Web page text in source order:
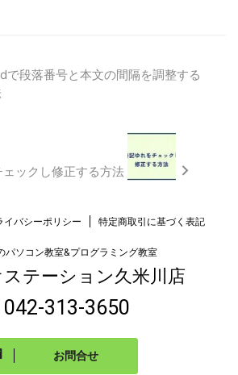
で段落番号と本文の間隔を調整する
ックし修正する方法
イバシーポリシー 特定商取引に基づく表記
パソコン教室&プログラミング教室
テーション久米川店
042-313-3650
お問合せ